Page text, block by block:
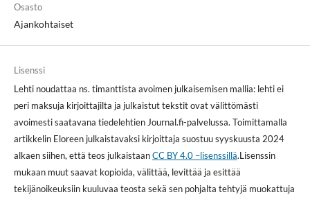
Osasto
Ajankohtaiset
Lisenssi
Lehti noudattaa ns. timanttista avoimen julkaisemisen mallia: lehti ei
peri maksuja kirjoittajilta ja julkaistut tekstit ovat välittömästi
avoimesti saatavana tiedelehtien Journal.fi-palvelussa. Toimittamalla
artikkelin Eloreen julkaistavaksi kirjoittaja suostuu syyskuusta 2024
alkaen siihen, että teos julkaistaanCC BY 4.0 –lisenssillä.Lisenssin
mukaan muut saavat kopioida, välittää, levittää ja esittää
tekijänoikeuksiin kuuluvaa teosta sekä sen pohjalta tehtyjä muokattuja